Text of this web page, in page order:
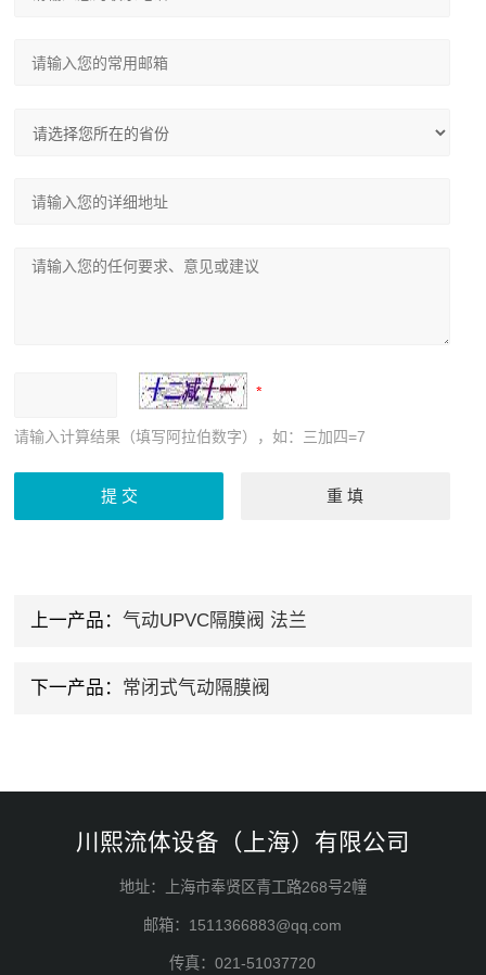
请输入计算结果（填写阿拉伯数字），如：三加四=7
上一产品： 气动UPVC隔膜阀 法兰
下一产品： 常闭式气动隔膜阀
川熙流体设备（上海）有限公司
地址：上海市奉贤区青工路268号2幢
邮箱：1511366883@qq.com
传真：021-51037720